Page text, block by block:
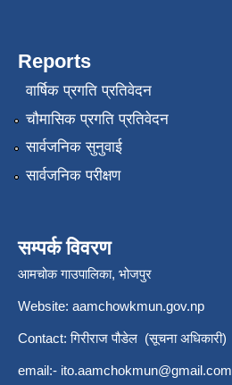
Reports
वार्षिक प्रगति प्रतिवेदन
चौमासिक प्रगति प्रतिवेदन
सार्वजनिक सुनुवाई
सार्वजनिक परीक्षण
सम्पर्क विवरण
आमचोक गाउपालिका, भोजपुर
Website: aamchowkmun.gov.np
Contact: गिरीराज पौडेल (सूचना अधिकारी)
email:- ito.aamchokmun@gmail.com